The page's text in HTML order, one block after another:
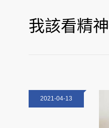
我該看精
2021-04-13